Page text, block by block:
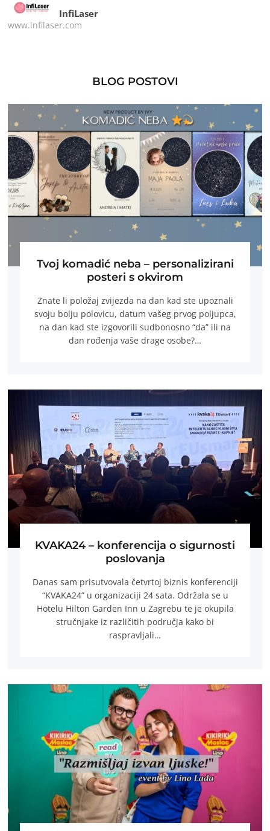
InfiLaser
www.infilaser.com
BLOG POSTOVI
Tvoj komadić neba – personalizirani
posteri s okvirom
Znate li položaj zvijezda na dan kad ste upoznali
svoju bolju polovicu, datum vašeg prvog poljupca,
na dan kad ste izgovorili sudbonosno “da” ili na
dan rođenja vaše drage osobe?…
KVAKA24 – konferencija o sigurnosti
poslovanja
Danas sam prisutvovala četvrtoj biznis konferenciji
“KVAKA24” u organizaciji 24 sata. Održala se u
Hotelu Hilton Garden Inn u Zagrebu te je okupila
stručnjake iz različitih područja kako bi
raspravljali…